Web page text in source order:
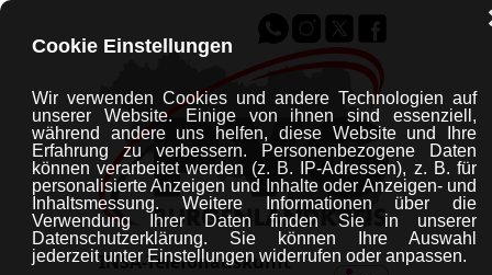
Cookie Einstellungen
Wir verwenden Cookies und andere Technologien auf
unserer Website. Einige von ihnen sind essenziell,
während andere uns helfen, diese Website und Ihre
Erfahrung zu verbessern.
Personenbezogene Daten
können verarbeitet werden (z. B. IP-Adressen), z. B. für
personalisierte Anzeigen und Inhalte oder Anzeigen- und
Inhaltsmessung.
Weitere Informationen über die
Verwendung Ihrer Daten finden Sie in unserer
Datenschutzerklärung.
Sie können Ihre Auswahl
jederzeit unter Einstellungen widerrufen oder anpassen.
INSA-Telefonauskunft